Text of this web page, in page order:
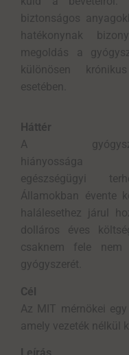
biztonságos
hatékonynak
megoldás a
különösen
esetében.
Háttér
A
egészségügyi
Államokban évente
halálesethez járul
dolláros éves
csaknem fele
gyógyszerét.
Cél
Az MIT mérnökei
amely vezeték nélkül